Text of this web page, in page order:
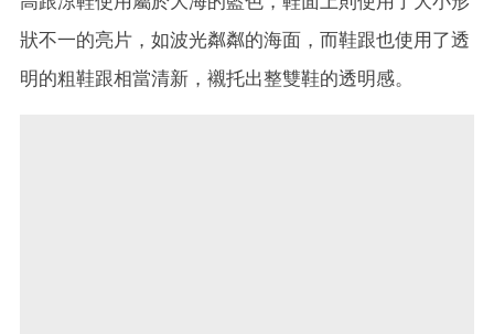
狀不一的亮片，如波光粼粼的海面，而鞋跟也使用了透
明的粗鞋跟相當清新，襯托出整雙鞋的透明感。